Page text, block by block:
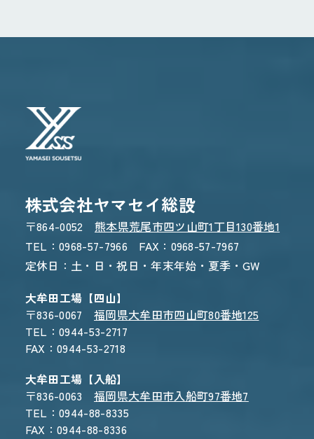
株式会社ヤマセイ総設
〒864-0052熊本県荒尾市四ツ山町1丁目130番地1
TEL：0968-57-7966 FAX：0968-57-7967
定休日：土・日・祝日・年末年始・夏季・GW
大牟田工場【四山】
〒836-0067福岡県大牟田市四山町80番地125
TEL：0944-53-2717
FAX：0944-53-2718
大牟田工場【入船】
〒836-0063福岡県大牟田市入船町97番地7
TEL：0944-88-8335
FAX：0944-88-8336